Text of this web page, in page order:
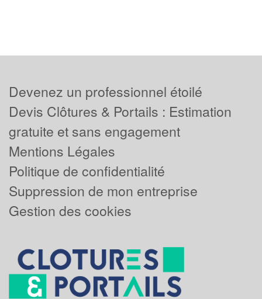
Devenez un professionnel étoilé
Devis Clôtures & Portails : Estimation
gratuite et sans engagement
Mentions Légales
Politique de confidentialité
Suppression de mon entreprise
Gestion des cookies